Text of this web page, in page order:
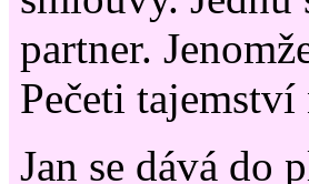
partner.
Pečeti
Jan se dává do